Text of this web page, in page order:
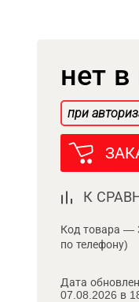
нет
при
К
Код товара —
по телефону)
Дата
07.08.2026 в